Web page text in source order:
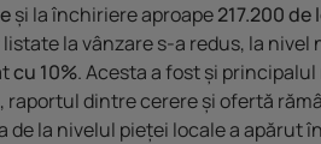
și la închiriere aproape217.200
la vânzare s-a redus, la nivel
cu 10%. Acesta a fost și
, raportul dintre cerere și ofertă
de la nivelul pieței locale a apărut